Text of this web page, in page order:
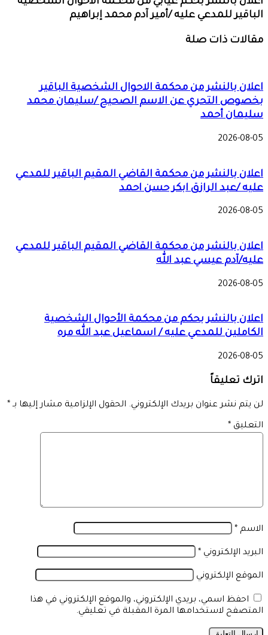
الباقير للمدعي عليه /أمير آدم محمد إبراهيم
مقالات ذات صلة
اعلان بالنشر من محكمة الاحوال الشخصية الباقير
بخصوص التحري عن الاسم الصحيح /سليمان محمد
سليمان أحمد
2026-08-05
اعلان بالنشر من محكمة القاضي المقيم الباقير للمدعي
عليه /عبد الرازق ابكر حسن احمد
2026-08-05
اعلان بالنشر من محكمة القاضي المقيم الباقير للمدعي
عليه/آدم عيسي عبد الله
2026-08-05
اعلان بالنشر بحكم من محكمة الأحوال الشخصية
الكاملين للمدعي عليه / اسماعيل عبد الله مره
2026-08-05
اترك تعليقاً
لن يتم نشر عنوان بريدك الإلكتروني. الحقول الإلزامية مشار إليها بـ *
التعليق *
الاسم *
البريد الإلكتروني *
الموقع الإلكتروني
احفظ اسمي، بريدي الإلكتروني، والموقع الإلكتروني في هذا
المتصفح لاستخدامها المرة المقبلة في تعليقي.